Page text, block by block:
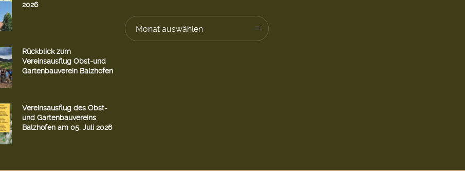
2026
Rückblick zum
Vereinsausflug Obst-und
Gartenbauverein Balzhofen
Vereinsausflug des Obst-
und Gartenbauvereins
Balzhofen am 05. Juli 2026
Monat auswählen